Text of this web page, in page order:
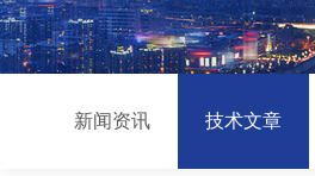
新闻资讯 技术文章